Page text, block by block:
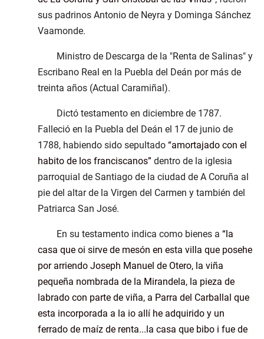
sus padrinos Antonio de Neyra y Dominga Sánchez
Vaamonde.
Ministro de Descarga de la "Renta de Salinas" y
Escribano Real en la Puebla del Deán por más de
treinta años (Actual Caramiñal).
Dictó testamento en diciembre de 1787.
Falleció en la Puebla del Deán el 17 de junio de
1788, habiendo sido sepultado amortajado con el
habito de los franciscanos dentro de la iglesia
parroquial de Santiago de la ciudad de A Coruña al
pie del altar de la Virgen del Carmen y también del
Patriarca San José.
En su testamento indica como bienes a
la
casa que oi sirve de mesón en esta villa que posehe
por arriendo Joseph Manuel de Otero, la viña
pequeña nombrada de la Mirandela, la pieza de
labrado con parte de viña, a Parra del Carballal que
esta incorporada a la io allí he adquirido y un
ferrado de maíz de renta...la casa que bibo i fue de